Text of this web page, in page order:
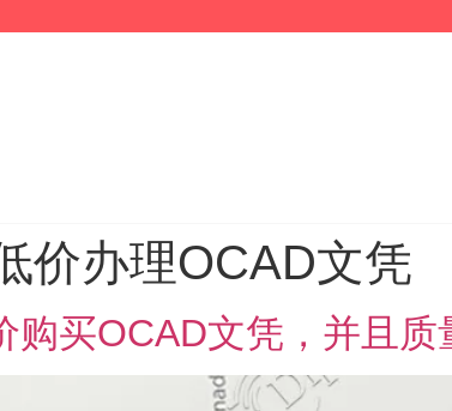
价办理OCAD文凭
购买OCAD文凭，并且质